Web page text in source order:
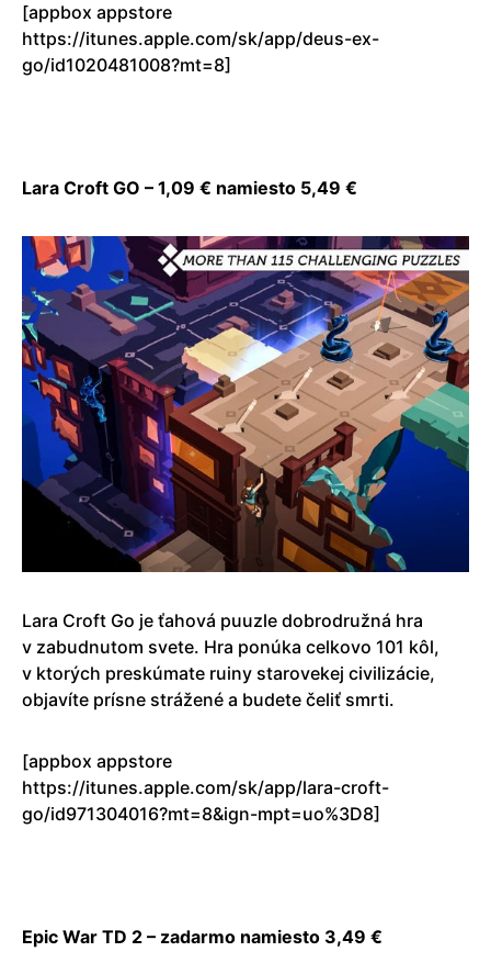
[appbox appstore
https://itunes.apple.com/sk/app/deus-ex-
go/id1020481008?mt=8]
Lara Croft GO – 1,09 € namiesto 5,49 €
Lara Croft Go je ťahová puuzle dobrodružná hra
v zabudnutom svete. Hra ponúka celkovo 101 kôl,
v ktorých preskúmate ruiny starovekej civilizácie,
objavíte prísne strážené a budete čeliť smrti.
[appbox appstore
https://itunes.apple.com/sk/app/lara-croft-
go/id971304016?mt=8&ign-mpt=uo%3D8]
Epic War TD 2 – zadarmo namiesto 3,49 €